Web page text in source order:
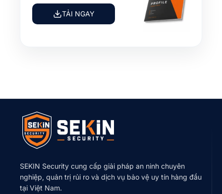
TẢI NGAY
SEKIN Security cung cấp giải pháp an ninh chuyên
nghiệp, quản trị rủi ro và dịch vụ bảo vệ uy tín hàng đầu
tại Việt Nam.